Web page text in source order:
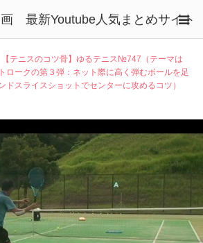
最新Youtube人気まとめサイト
【テニスのコツ骨】ゆるテニス№747（テーマは
ロークの第３弾：ネット際に高く弾むボールを足
ドスライスショットでセンターに攻めるコツ）